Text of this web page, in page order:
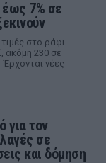
7% σε
στο ράφι
ακόμη 230 σε
Έρχονται νέες
για τον
σε
και δόμηση